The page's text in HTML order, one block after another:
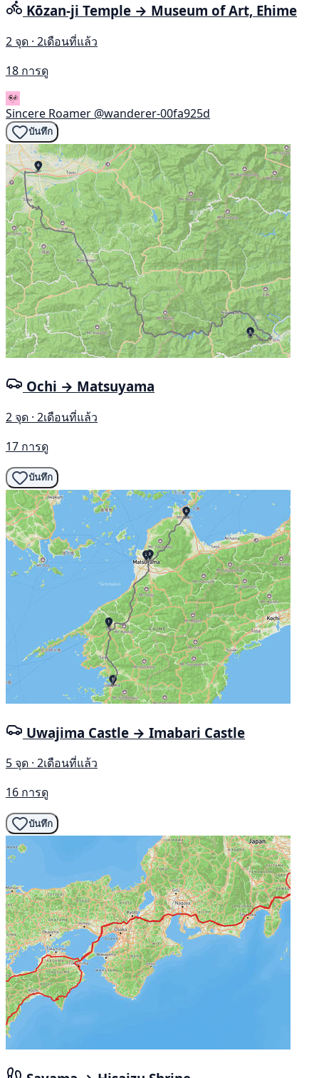
Kōzan-ji Temple → Museum of Art, Ehime
2 จุด · 2เดือนที่แล้ว
18 การดู
Sincere Roamer @wanderer-00fa925d
บันทึก
Ochi → Matsuyama
2 จุด · 2เดือนที่แล้ว
17 การดู
บันทึก
Uwajima Castle → Imabari Castle
5 จุด · 2เดือนที่แล้ว
16 การดู
บันทึก